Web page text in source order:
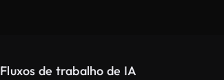
Fluxos de trabalho de IA